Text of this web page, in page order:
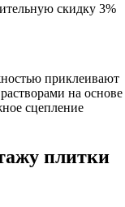
скидку 3%
приклеивают
на основе
сцепление
плитки